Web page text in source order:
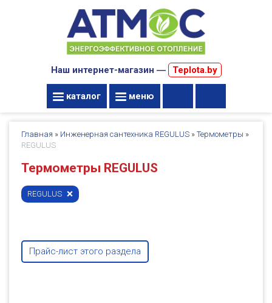
Наш интернет-магазин ― Teplota.by
каталог меню
Главная » Инженерная сантехника REGULUS » Термометры »
REGULUS
Термометры REGULUS
REGULUS
Прайс-лист этого раздела